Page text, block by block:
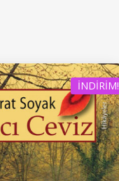
İNDIRIM!